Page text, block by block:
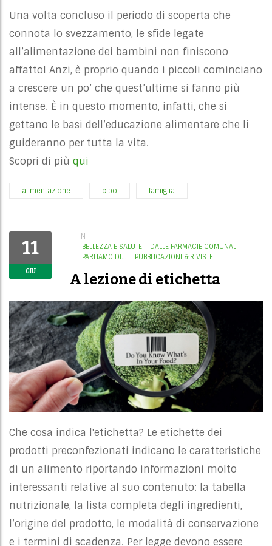
Una volta concluso il periodo di scoperta che
connota lo svezzamento, le sfide legate
all’alimentazione dei bambini non finiscono
affatto! Anzi, è proprio quando i piccoli cominciano
a crescere un po’ che quest’ultime si fanno più
intense. È in questo momento, infatti, che si
gettano le basi dell’educazione alimentare che li
guideranno per tutta la vita.
Scopri di più qui
alimentazione cibo famiglia
11
GIU
IN
BELLEZZA E SALUTE
DALLE FARMACIE COMUNALI
PARLIAMO DI...
PUBBLICAZIONI & RIVISTE
A lezione di etichetta
Che cosa indica l'etichetta? Le etichette dei
prodotti preconfezionati indicano le caratteristiche
di un alimento riportando informazioni molto
interessanti relative al suo contenuto: la tabella
nutrizionale, la lista completa degli ingredienti,
l’origine del prodotto, le modalità di conservazione
e i termini di scadenza. Per legge devono essere